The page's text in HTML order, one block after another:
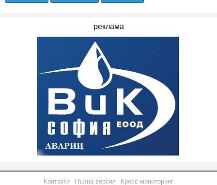
реклама
Контакти Пълна версия Кросс мониторинг